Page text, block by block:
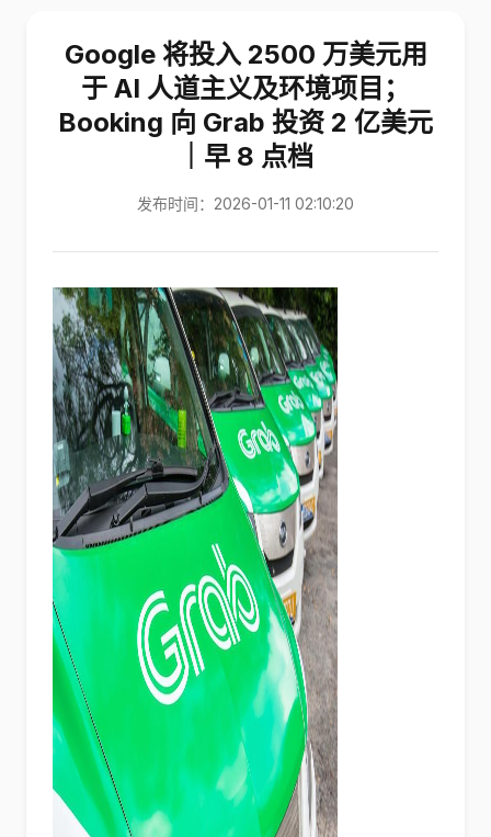
Google 将投入 2500 万美元用
于 AI 人道主义及环境项目；
Booking 向 Grab 投资 2 亿美元
｜早 8 点档
发布时间：2026-01-11 02:10:20